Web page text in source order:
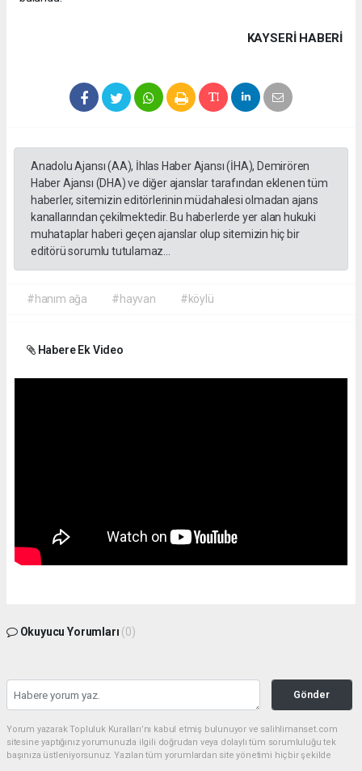
KAYSERI HABERİ
Anadolu Ajansı (AA), İhlas Haber Ajansı (İHA), Demirören
Haber Ajansı (DHA) ve diğer ajanslar tarafından eklenen tüm
haberler, sitemizin editörlerinin müdahalesi olmadan ajans
kanallarından çekilmektedir. Bu haberlerde yer alan hukuki
muhataplar haberi geçen ajanslar olup sitemizin hiç bir
editörü sorumlu tutulamaz...
#hanım ağa #hayvan #köylü
Habere Ek Video
Okuyucu Yorumları (0)
Gönder
Yorum yazarak Topluluk Kuralları’nı kabul etmiş bulunuyor ve salihlimanset.com
sitesine yaptığınız yorumunuzla ilgili doğrudan veya dolaylı tüm sorumluluğu tek
başınıza üstleniyorsunuz. Yazılan tüm yorumlardan site yönetimi hiçbir şekilde